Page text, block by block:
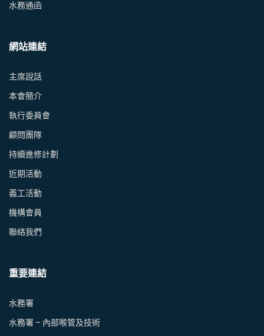
水務通函
網站連結
主席說話
本會簡介
執行委員會
顧問團隊
持續進修計劃
近期活動
義工活動
機構會員
聯絡我們
重要連結
水務署
水務署 – 內部喉管及技術